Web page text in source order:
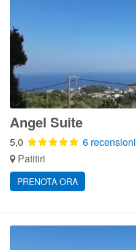
Angel Suite
5,0
6 recensioni
Patitiri
PRENOTA ORA